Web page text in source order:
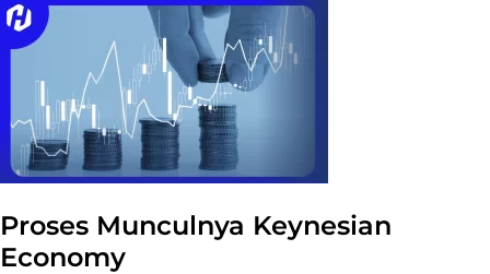
Proses Munculnya Keynesian
Economy